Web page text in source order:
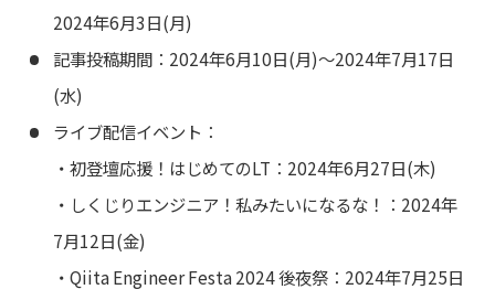
2024年6月3日(月)
記事投稿期間：2024年6月10日(月)〜2024年7月17日
(水)
ライブ配信イベント：
・初登壇応援！はじめてのLT：2024年6月27日(木)
・しくじりエンジニア！私みたいになるな！：2024年
7月12日(金)
・Qiita Engineer Festa 2024 後夜祭：2024年7月25日